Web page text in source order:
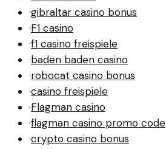
·gibraltar casino bonus
·F1 casino
·f1 casino freispiele
·baden baden casino
·robocat casino bonus
·casino freispiele
·Flagman casino
·flagman casino promo code
·crypto casino bonus